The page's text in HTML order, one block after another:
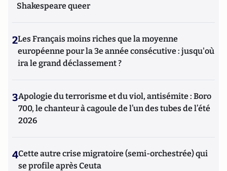
Shakespeare queer
2Les Français moins riches que la moyenne
européenne pour la 3e année consécutive : jusqu'où
ira le grand déclassement ?
3Apologie du terrorisme et du viol, antisémite : Boro
700, le chanteur à cagoule de l’un des tubes de l’été
2026
4Cette autre crise migratoire (semi-orchestrée) qui
se profile après Ceuta